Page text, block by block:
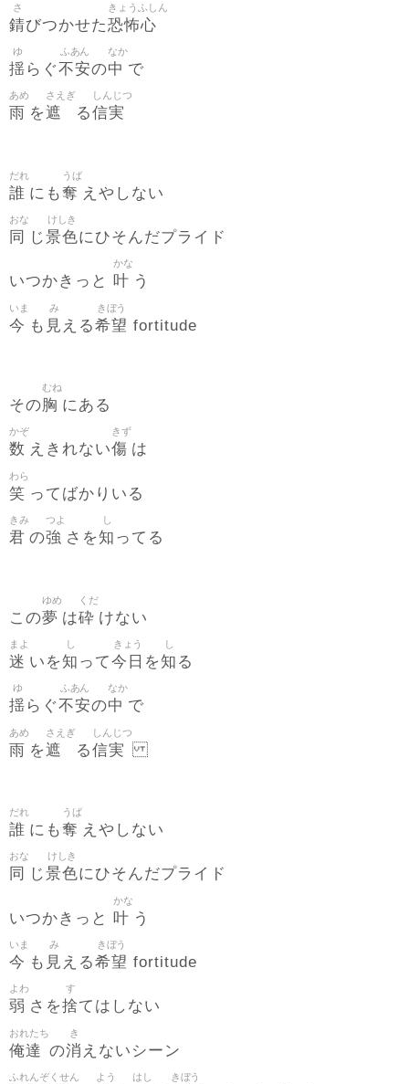
錆
さ
びつかせた恐怖心
きょうふしん
揺
ゆ
らぐ不安
ふあん
の中
なか
で
雨
あめ
を遮
さえぎ
る信実
しんじつ
誰
だれ
にも奪
うば
えやしない
同
おな
じ景色
けしき
にひそんだプライド
いつかきっと 叶
かな
う
今
いま
も 見
み
える希望
きぼう
fortitude
その胸
むね
にある
数
かぞ
えきれない傷
きず
は
笑
わら
ってばかりいる
君
きみ
の強
つよ
さを知
し
ってる
この夢
ゆめ
は砕
くだ
けない
迷
まよ
いを知
し
って今日
きょう
を知
し
る
揺
ゆ
らぐ不安
ふあん
の中
なか
で
雨
あめ
を遮
さえぎ
る信実
しんじつ
誰
だれ
にも奪
うば
えやしない
同
おな
じ景色
けしき
にひそんだプライド
いつかきっと 叶
かな
う
今
いま
も 見
み
える希望
きぼう
fortitude
弱
よわ
さを捨
す
てはしない
俺達
おれたち
の消
き
えないシーン
ふれんぞくせん よう はし きぼう